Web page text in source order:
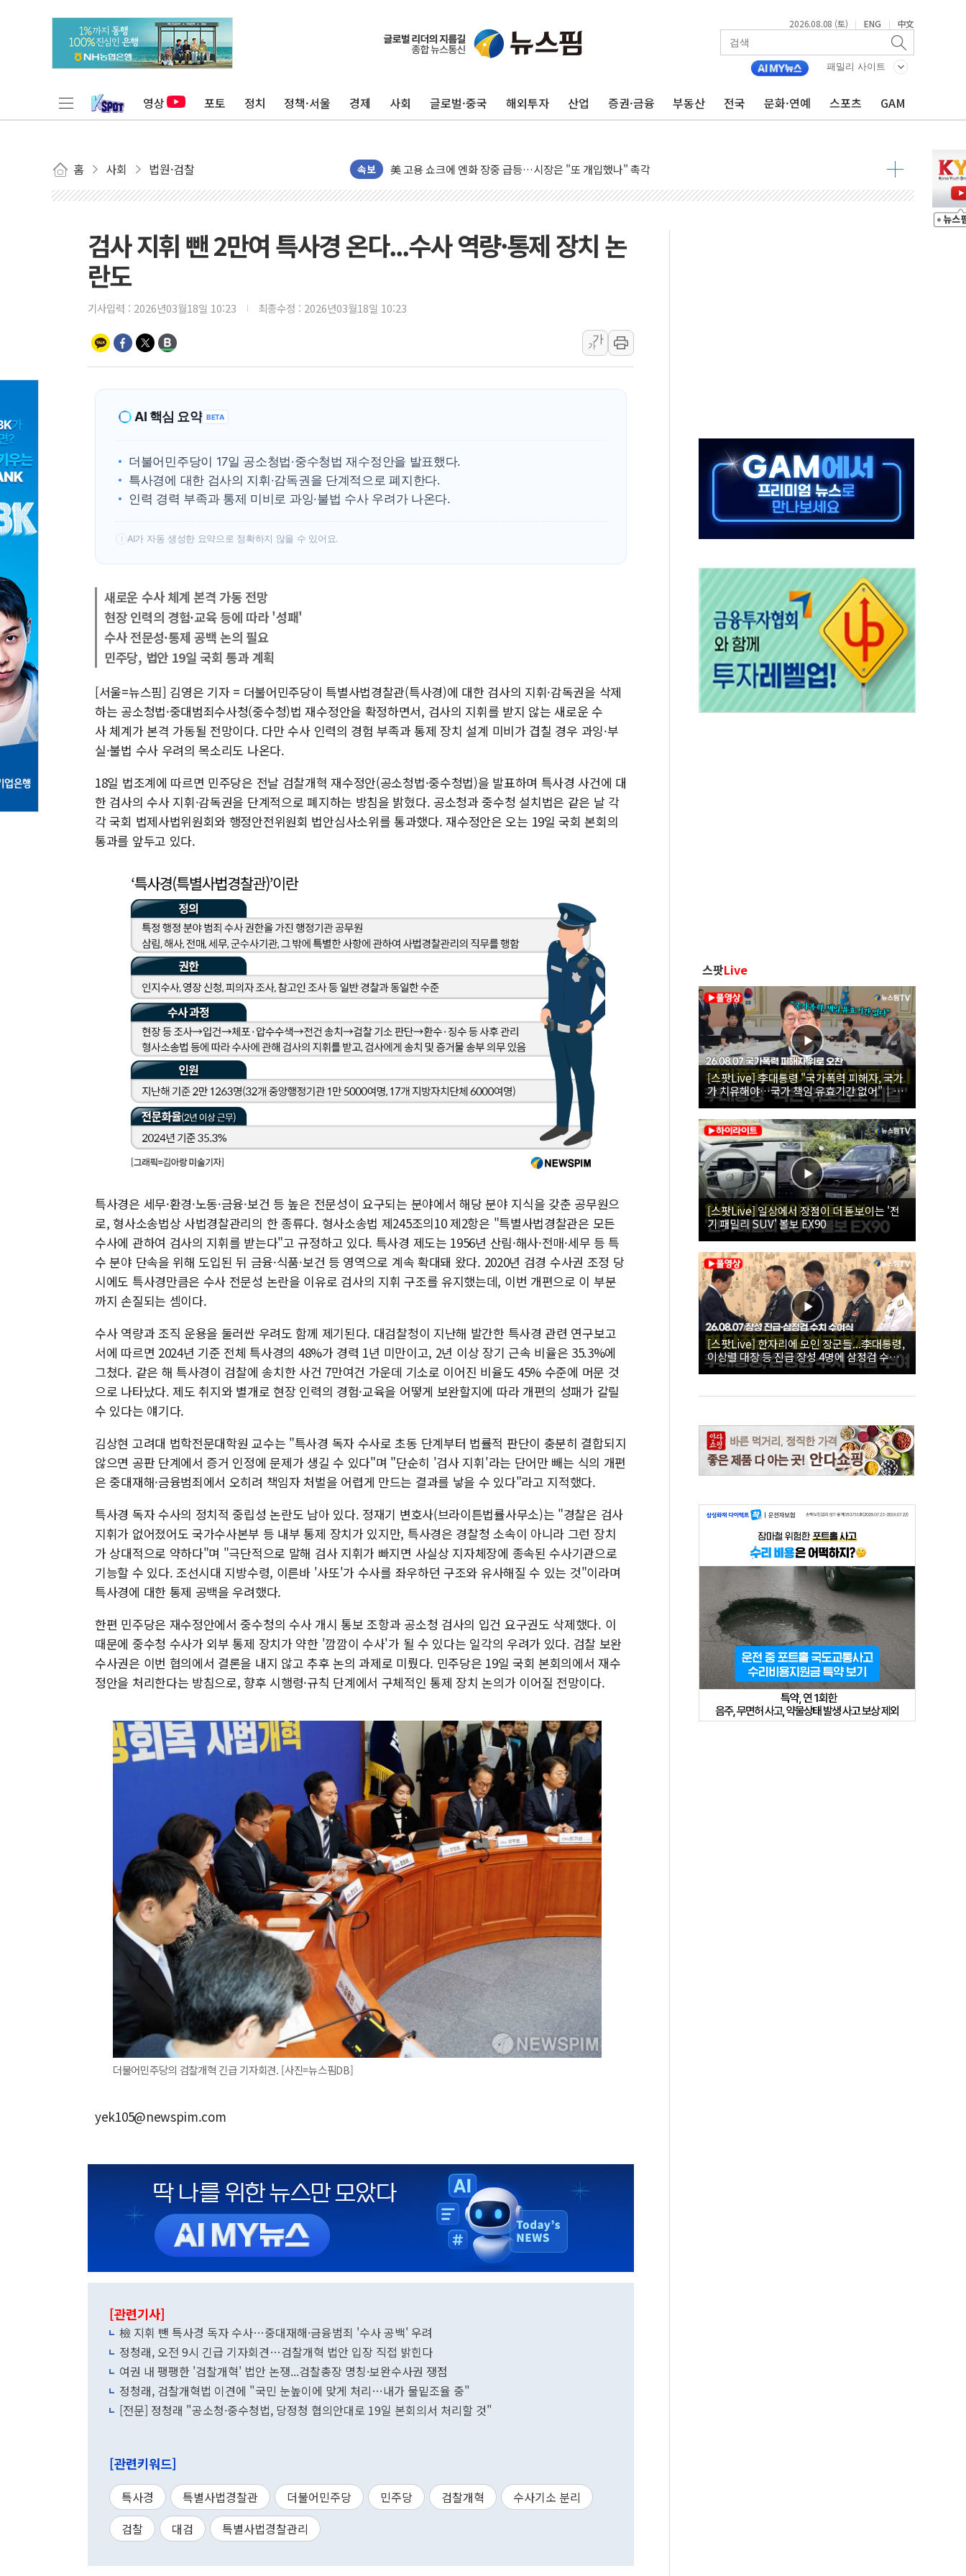
2026.08.08 (토) | ENG | 中文
패밀리 사이트
영상 포토 정치 정책·서울 경제 사회 글로벌·중국 해외투자 산업 증권·금융 부동산 전국 문화·연예 스포츠 GAM
홈 사회 법원·검찰 속보
유럽증시, 美 고용 예상 밖 부진에 연준 금리 인상 가능성 낮아지며 상승… STOXX 600 지수는 나흘 연속 최고치
미 연준 매파 기세 꺾이나…고용 감소에 9월 동결 전망 우세
트럼프, 백신·자폐증 행정명령 검토…"이르면 다음 주"
美 항소법원, 백악관 무도회장 공사 중단 명령…트럼프 제동
美 고용 쇼크에 엔화 장중 급등…시장은 "또 개입했나" 촉각
[AI MY 뉴스] 뉴욕 반도체주 프리뷰...美 고용 쇼크에 반도체주 '활짝'
[종합] 美 7월 고용 2만3000명 감소 '쇼크'…9월 금리 인상 기대 후퇴
[사진] 이슬람 수니파 3개국, 공동방위협정 체결
특정 정치인 측근 포항시 정책특보 내정설...포항시 '시끌'
李 "해남 태양광, 대한민국 다음 100년 밑거름…수도권 집중 완화 전환점"
검사 지휘 뺀 2만여 특사경 온다...수사 역량·통제 장치 논
란도
기사입력 : 2026년03월18일 10:23 최종수정 : 2026년03월18일 10:23
가
가
AI 핵심 요약 BETA
더불어민주당이 17일 공소청법·중수청법 재수정안을 발표했다.
특사경에 대한 검사의 지휘·감독권을 단계적으로 폐지한다.
인력 경력 부족과 통제 미비로 과잉·불법 수사 우려가 나온다.
! AI가 자동 생성한 요약으로 정확하지 않을 수 있어요.
새로운 수사 체계 본격 가동 전망
현장 인력의 경험·교육 등에 따라 '성패'
수사 전문성·통제 공백 논의 필요
민주당, 법안 19일 국회 통과 계획
[서울=뉴스핌] 김영은 기자 = 더불어민주당이 특별사법경찰관(특사경)에 대한 검사의 지휘·감독권을 삭제
하는 공소청법·중대범죄수사청(중수청)법 재수정안을 확정하면서, 검사의 지휘를 받지 않는 새로운 수
사 체계가 본격 가동될 전망이다. 다만 수사 인력의 경험 부족과 통제 장치 설계 미비가 겹칠 경우 과잉·부
실·불법 수사 우려의 목소리도 나온다.
18일 법조계에 따르면 민주당은 전날 검찰개혁 재수정안(공소청법·중수청법)을 발표하며 특사경 사건에 대
한 검사의 수사 지휘·감독권을 단계적으로 폐지하는 방침을 밝혔다. 공소청과 중수청 설치법은 같은 날 각
각 국회 법제사법위원회와 행정안전위원회 법안심사소위를 통과했다. 재수정안은 오는 19일 국회 본회의
통과를 앞두고 있다.
특사경은 세무·환경·노동·금융·보건 등 높은 전문성이 요구되는 분야에서 해당 분야 지식을 갖춘 공무원으
로, 형사소송법상 사법경찰관리의 한 종류다. 형사소송법 제245조의10 제2항은 "특별사법경찰관은 모든
수사에 관하여 검사의 지휘를 받는다"고 규정하고 있다. 특사경 제도는 1956년 산림·해사·전매·세무 등 특
수 분야 단속을 위해 도입된 뒤 금융·식품·보건 등 영역으로 계속 확대돼 왔다. 2020년 검경 수사권 조정 당
시에도 특사경만큼은 수사 전문성 논란을 이유로 검사의 지휘 구조를 유지했는데, 이번 개편으로 이 부분
까지 손질되는 셈이다.
수사 역량과 조직 운용을 둘러싼 우려도 함께 제기된다. 대검찰청이 지난해 발간한 특사경 관련 연구보고
서에 따르면 2024년 기준 전체 특사경의 48%가 경력 1년 미만이고, 2년 이상 장기 근속 비율은 35.3%에
그쳤다. 같은 해 특사경이 검찰에 송치한 사건 7만여건 가운데 기소로 이어진 비율도 45% 수준에 머문 것
으로 나타났다. 제도 취지와 별개로 현장 인력의 경험·교육을 어떻게 보완할지에 따라 개편의 성패가 갈릴
수 있다는 얘기다.
김상현 고려대 법학전문대학원 교수는 "특사경 독자 수사로 초동 단계부터 법률적 판단이 충분히 결합되지
않으면 공판 단계에서 증거 인정에 문제가 생길 수 있다"며 "단순히 '검사 지휘'라는 단어만 빼는 식의 개편
은 중대재해·금융범죄에서 오히려 책임자 처벌을 어렵게 만드는 결과를 낳을 수 있다"라고 지적했다.
특사경 독자 수사의 정치적 중립성 논란도 남아 있다. 정재기 변호사(브라이튼법률사무소)는 "경찰은 검사
지휘가 없어졌어도 국가수사본부 등 내부 통제 장치가 있지만, 특사경은 경찰청 소속이 아니라 그런 장치
가 상대적으로 약하다"며 "극단적으로 말해 검사 지휘가 빠지면 사실상 지자체장에 종속된 수사기관으로
기능할 수 있다. 조선시대 지방수령, 이른바 '사또'가 수사를 좌우하던 구조와 유사해질 수 있는 것"이라며
특사경에 대한 통제 공백을 우려했다.
한편 민주당은 재수정안에서 중수청의 수사 개시 통보 조항과 공소청 검사의 입건 요구권도 삭제했다. 이
때문에 중수청 수사가 외부 통제 장치가 약한 '깜깜이 수사'가 될 수 있다는 일각의 우려가 있다. 검찰 보완
수사권은 이번 협의에서 결론을 내지 않고 추후 논의 과제로 미뤘다. 민주당은 19일 국회 본회의에서 재수
정안을 처리한다는 방침으로, 향후 시행령·규칙 단계에서 구체적인 통제 장치 논의가 이어질 전망이다.
더불어민주당의 검찰개혁 긴급 기자회견. [사진=뉴스핌DB]
yek105@newspim.com
[관련기사]
檢 지휘 뺀 특사경 독자 수사…중대재해·금융범죄 '수사 공백' 우려
정청래, 오전 9시 긴급 기자회견…검찰개혁 법안 입장 직접 밝힌다
여권 내 팽팽한 '검찰개혁' 법안 논쟁...검찰총장 명칭·보완수사권 쟁점
정청래, 검찰개혁법 이견에 "국민 눈높이에 맞게 처리…내가 물밑조율 중"
[전문] 정청래 "공소청·중수청법, 당정청 협의안대로 19일 본회의서 처리할 것"
[관련키워드]
특사경 특별사법경찰관 더불어민주당 민주당 검찰개혁
수사기소 분리
검찰
대검 특별사법경찰관리
스팟Live
[스팟Live] 李대통령 "국가폭력 피해자, 국가
가 치유해야…국가 책임 유효기간 없어"｜
26.08.07 국가폭력 피해자 위로 오찬
[스팟Live] 일상에서 장점이 더 돋보이는 '전
기 패밀리 SUV' 볼보 EX90
[스팟Live] 한자리에 모인 장군들...李대통령,
이상렬 대장 등 진급 장성 4명에 삼정검 수치
직접 수여｜26.08.07 장성 진급·삼정검 수치